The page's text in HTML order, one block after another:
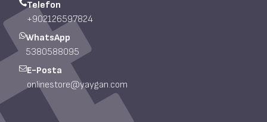
Telefon
+902126597824
WhatsApp
5380588095
E-Posta
onlinestore@yaygan.com